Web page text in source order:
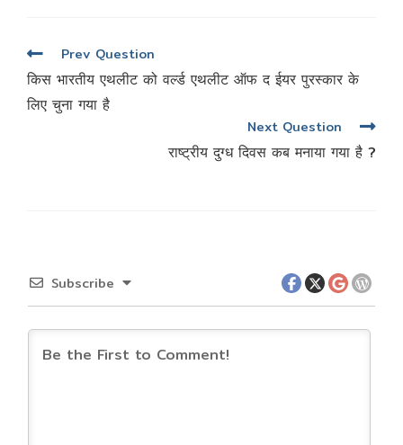
पोस्ट
नेविगेशन
Prev Question
किस भारतीय एथलीट को वर्ल्ड एथलीट ऑफ द ईयर पुरस्कार के
लिए चुना गया है
Next Question
राष्ट्रीय दुग्ध दिवस कब मनाया गया है ?
Subscribe